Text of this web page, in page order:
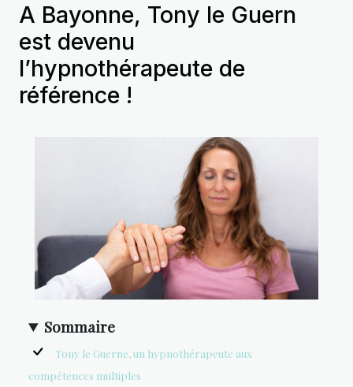
A Bayonne, Tony le Guern
est devenu
l’hypnothérapeute de
référence !
Sommaire
Tony le Guerne, un hypnothérapeute aux
compétences multiples